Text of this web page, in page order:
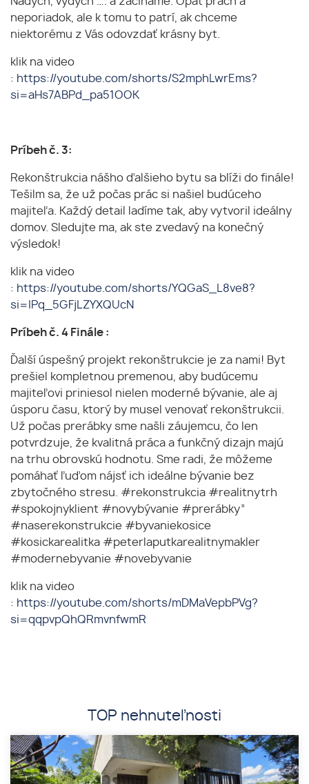
neporiadok, ale k tomu to patrí, ak chceme
niektorému z Vás odovzdať krásny byt.
klik na video
: https://youtube.com/shorts/S2mphLwrEms?
si=aHs7ABPd_pa51OOK
Príbeh č. 3:
Rekonštrukcia nášho ďalšieho bytu sa blíži do finále!
Tešilm sa, že už počas prác si našiel budúceho
majiteľa. Každý detail ladíme tak, aby vytvoril ideálny
domov. Sledujte ma, ak ste zvedavý na konečný
výsledok!
klik na video
: https://youtube.com/shorts/YQGaS_L8ve8?
si=IPq_5GFjLZYXQUcN
Príbeh č. 4 Finále :
Ďalší úspešný projekt rekonštrukcie je za nami! Byt
prešiel kompletnou premenou, aby budúcemu
majiteľovi priniesol nielen moderné bývanie, ale aj
úsporu času, ktorý by musel venovať rekonštrukcii.
Už počas prerábky sme našli záujemcu, čo len
potvrdzuje, že kvalitná práca a funkčný dizajn majú
na trhu obrovskú hodnotu. Sme radi, že môžeme
pomáhať ľuďom nájsť ich ideálne bývanie bez
zbytočného stresu. #rekonstrukcia #realitnytrh
#spokojnyklient #novybývanie #prerábky”
#naserekonstrukcie #byvaniekosice
#kosickarealitka #peterlaputkarealitnymakler
#modernebyvanie #novebyvanie
klik na video
: https://youtube.com/shorts/mDMaVepbPVg?
si=qqpvpQhQRmvnfwmR
TOP nehnuteľnosti